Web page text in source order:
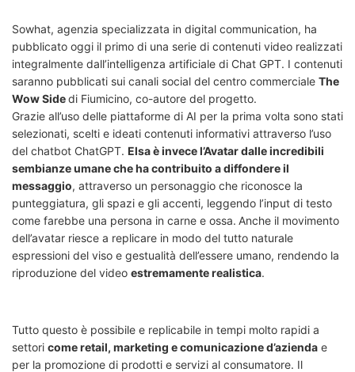
Sowhat, agenzia specializzata in digital communication, ha
pubblicato oggi il primo di una serie di contenuti video realizzati
integralmente dall’intelligenza artificiale di Chat GPT. I contenuti
saranno pubblicati sui canali social del centro commerciale The
Wow Sidedi Fiumicino, co-autore del progetto.
Grazie all’uso delle piattaforme di AI per la prima volta sono stati
selezionati, scelti e ideati contenuti informativi attraverso l’uso
del chatbot ChatGPT. Elsa è invece l’Avatar dalle incredibili
sembianze umane che ha contribuito a diffondere il
messaggio, attraverso un personaggio che riconosce la
punteggiatura, gli spazi e gli accenti, leggendo l’input di testo
come farebbe una persona in carne e ossa. Anche il movimento
dell’avatar riesce a replicare in modo del tutto naturale
espressioni del viso e gestualità dell’essere umano, rendendo la
riproduzione del video estremamente realistica.
Tutto questo è possibile e replicabile in tempi molto rapidi a
settori come retail, marketing e comunicazione d’azienda e
per la promozione di prodotti e servizi al consumatore. Il